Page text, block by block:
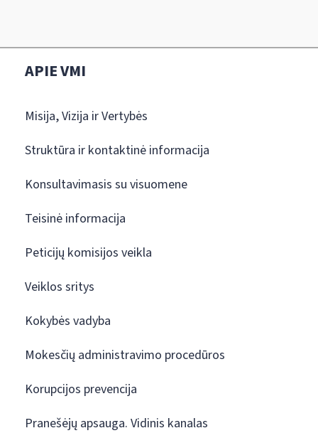
APIE VMI
Misija, Vizija ir Vertybės
Struktūra ir kontaktinė informacija
Konsultavimasis su visuomene
Teisinė informacija
Peticijų komisijos veikla
Veiklos sritys
Kokybės vadyba
Mokesčių administravimo procedūros
Korupcijos prevencija
Pranešėjų apsauga. Vidinis kanalas